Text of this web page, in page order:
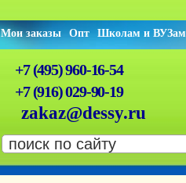
Мои заказы Опт Школам и ВУЗам
+7 (495) 960-16-54
+7 (916) 029-90-19
zakaz@dessy.ru